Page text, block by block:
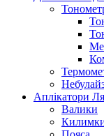
Аплікатори
Валики